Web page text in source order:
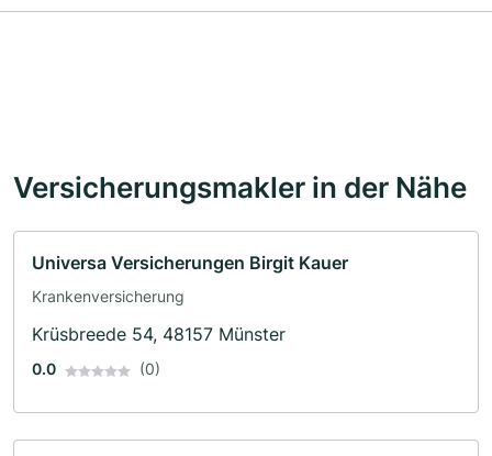
Versicherungsmakler in der Nähe
Universa Versicherungen Birgit Kauer
Krankenversicherung
Krüsbreede 54, 48157 Münster
0.0 (0)